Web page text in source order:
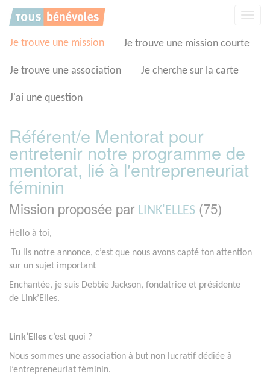
Je trouve une mission Je trouve une mission courte
Je trouve une association Je cherche sur la carte
J'ai une question
Référent/e Mentorat pour
entretenir notre programme de
mentorat, lié à l'entrepreneuriat
féminin
Mission proposée par LINK'ELLES (75)
Hello à toi,
Tu lis notre annonce, c’est que nous avons capté ton attention
sur un sujet important
Enchantée, je suis Debbie Jackson, fondatrice et présidente
de Link’Elles.
Link’Elles c’est quoi ?
Nous sommes une association à but non lucratif dédiée à
l’entrepreneuriat féminin.
Panneau de gestion des cookies